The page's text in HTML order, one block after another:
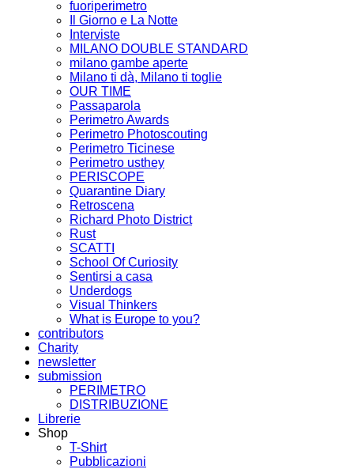
fuoriperimetro
Il Giorno e La Notte
Interviste
MILANO DOUBLE STANDARD
milano gambe aperte
Milano ti dà, Milano ti toglie
OUR TIME
Passaparola
Perimetro Awards
Perimetro Photoscouting
Perimetro Ticinese
Perimetro usthey
PERISCOPE
Quarantine Diary
Retroscena
Richard Photo District
Rust
SCATTI
School Of Curiosity
Sentirsi a casa
Underdogs
Visual Thinkers
What is Europe to you?
contributors
Charity
newsletter
submission
PERIMETRO
DISTRIBUZIONE
Librerie
Shop
T-Shirt
Pubblicazioni